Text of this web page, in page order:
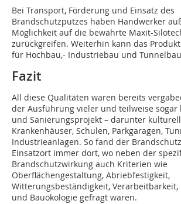
Bei Transport, Förderung und Einsatz des
Brandschutzputzes haben Handwerker
Möglichkeit auf die bewährte Maxit-
zurückgreifen. Weiterhin kann das
für Hochbau,- Industriebau und
Fazit
All diese Qualitäten waren bereits
der Ausführung vieler und teilweise sogar
und Sanierungsprojekt – darunter
Krankenhäuser, Schulen, Parkgaragen,
Industrieanlagen. So fand der
Einsatzort immer dort, wo neben der
Brandschutzwirkung auch Kriterien wie
Oberflächengestaltung, Abriebfestigkeit,
Witterungsbeständigkeit,
und Bauökologie gefragt waren.